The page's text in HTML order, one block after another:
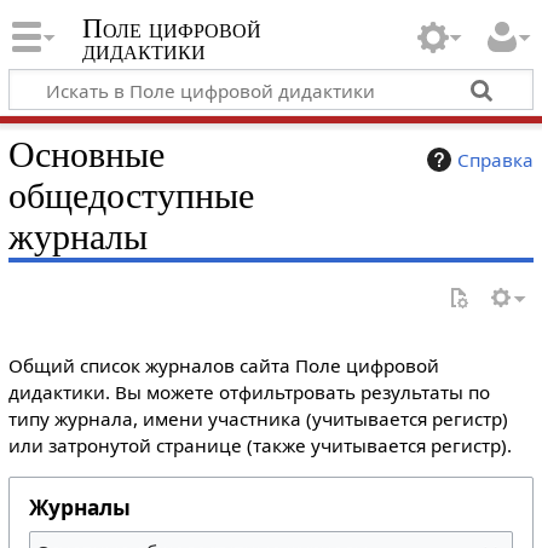
Поле цифровой
дидактики
Справка
Основные
общедоступные
журналы
Общий список журналов сайта Поле цифровой
дидактики. Вы можете отфильтровать результаты по
типу журнала, имени участника (учитывается регистр)
или затронутой странице (также учитывается регистр).
Журналы